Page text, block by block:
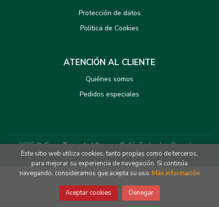
Protección de datos
Política de Cookies
ATENCIÓN AL CLIENTE
Quiénes somos
Pedidos especiales
2026 ©Casa Tomada LIbros y Café. Todos los Derechos
Reservados |Grupo Trevenque
Este sitio web utiliza cookies, tanto propias como de terceros,
para mejorar su experiencia de navegación. Si continúa
navegando, consideramos que acepta su uso. Más información
Aceptar cookies Denegar